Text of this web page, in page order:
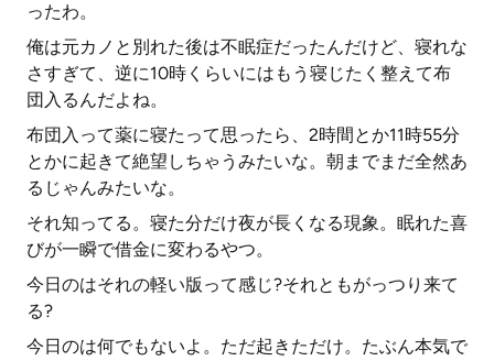
ったわ。
俺は元カノと別れた後は不眠症だったんだけど、寝れな
さすぎて、逆に10時くらいにはもう寝じたく整えて布
団入るんだよね。
布団入って薬に寝たって思ったら、2時間とか11時55分
とかに起きて絶望しちゃうみたいな。朝までまだ全然あ
るじゃんみたいな。
それ知ってる。寝た分だけ夜が長くなる現象。眠れた喜
びが一瞬で借金に変わるやつ。
今日のはそれの軽い版って感じ?それともがっつり来て
る?
今日のは何でもないよ。ただ起きただけ。たぶん本気で